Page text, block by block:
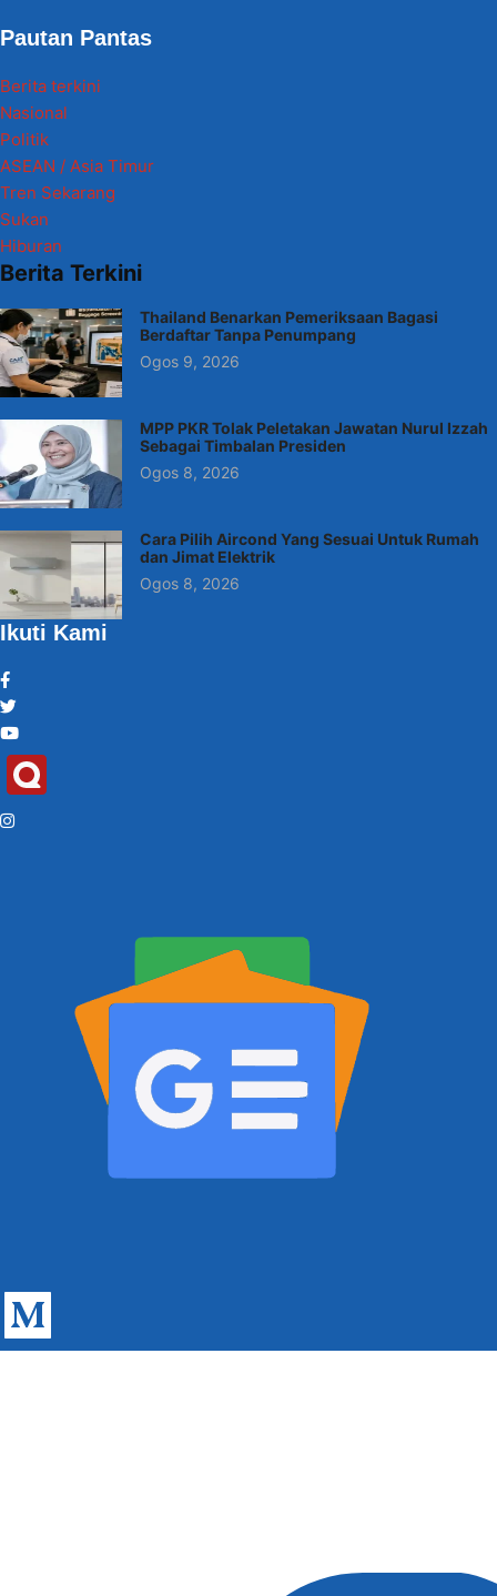
Pautan Pantas
Berita terkini
Nasional
Politik
ASEAN / Asia Timur
Tren Sekarang
Sukan
Hiburan
Berita Terkini
Thailand Benarkan Pemeriksaan Bagasi
Berdaftar Tanpa Penumpang
Ogos 9, 2026
MPP PKR Tolak Peletakan Jawatan Nurul Izzah
Sebagai Timbalan Presiden
Ogos 8, 2026
Cara Pilih Aircond Yang Sesuai Untuk Rumah
dan Jimat Elektrik
Ogos 8, 2026
Ikuti Kami